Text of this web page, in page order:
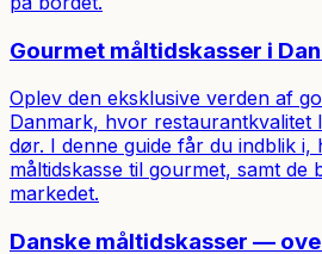
Gourmet måltidskasser i
Oplev den eksklusive verden af
Danmark, hvor restaurantkvalitet
dør. I denne guide får du indblik i,
måltidskasse til gourmet, samt de
markedet.
Danske måltidskasser —